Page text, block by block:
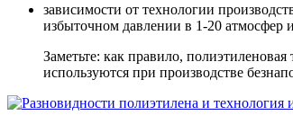
зависимости от технологии
избыточном давлении в 1-20 атмосфер
Заметьте: как правило,
используются при производстве